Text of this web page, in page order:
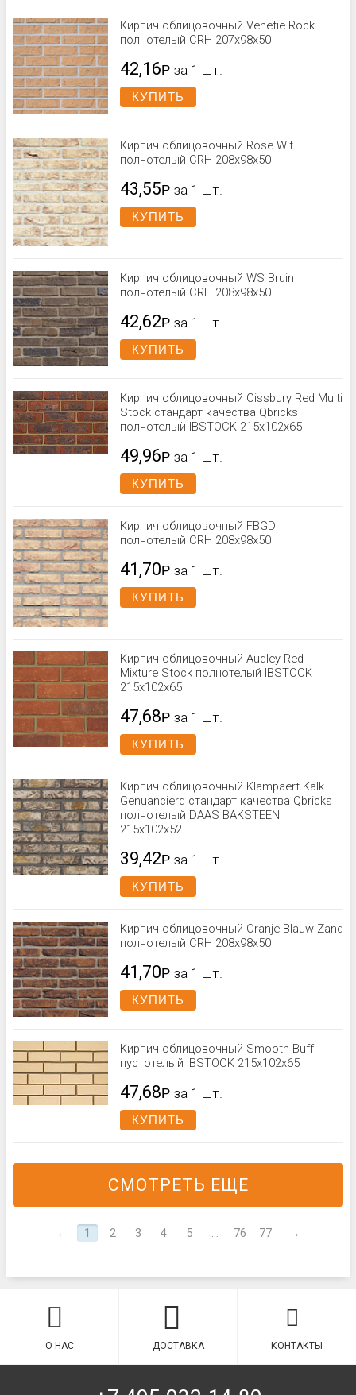
Кирпич облицовочный Venetie Rock
полнотелый CRH 207x98x50
42,16Р за 1 шт.
КУПИТЬ
Кирпич облицовочный Rose Wit
полнотелый CRH 208x98x50
43,55Р за 1 шт.
КУПИТЬ
Кирпич облицовочный WS Bruin
полнотелый CRH 208x98x50
42,62Р за 1 шт.
КУПИТЬ
Кирпич облицовочный Cissbury Red Multi
Stock стандарт качества Qbricks
полнотелый IBSTOCK 215x102x65
49,96Р за 1 шт.
КУПИТЬ
Кирпич облицовочный FBGD
полнотелый CRH 208x98x50
41,70Р за 1 шт.
КУПИТЬ
Кирпич облицовочный Audley Red
Mixture Stock полнотелый IBSTOCK
215x102x65
47,68Р за 1 шт.
КУПИТЬ
Кирпич облицовочный Klampaert Kalk
Genuancierd стандарт качества Qbricks
полнотелый DAAS BAKSTEEN
215x102x52
39,42Р за 1 шт.
КУПИТЬ
Кирпич облицовочный Oranje Blauw Zand
полнотелый CRH 208x98x50
41,70Р за 1 шт.
КУПИТЬ
Кирпич облицовочный Smooth Buff
пустотелый IBSTOCK 215x102x65
47,68Р за 1 шт.
КУПИТЬ
СМОТРЕТЬ ЕЩЕ
← 1 2 3 4 5 ... 76 77 →
О НАС ДОСТАВКА КОНТАКТЫ